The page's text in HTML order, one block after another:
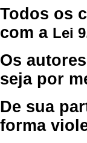
Todos os
com a Lei
Os
seja por
De sua
forma